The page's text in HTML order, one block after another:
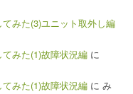
みた(3)ユニット取外し編
みた(1)故障状況編 に
みた(1)故障状況編 に み